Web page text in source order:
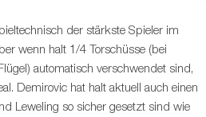
der stärkste Spieler im
wenn halt 1/4 Torschüsse (bei
automatisch verschwendet sind,
Demirovic hat halt aktuell auch einen
Leweling so sicher gesetzt sind wie